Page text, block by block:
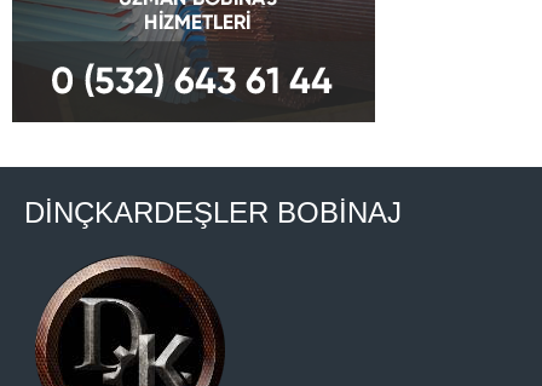
DİNÇKARDEŞLER BOBİNAJ